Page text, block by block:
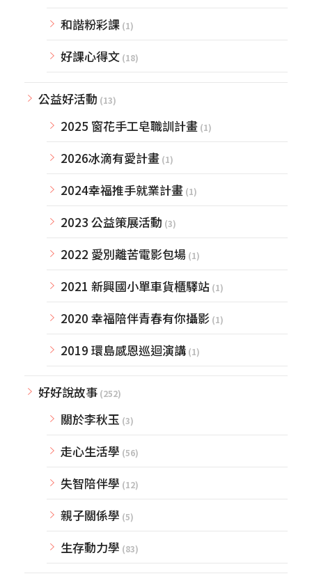
和諧粉彩課 (1)
好課心得文 (18)
公益好活動 (13)
2025 窗花手工皂職訓計畫 (1)
2026冰滴有愛計畫 (1)
2024幸福推手就業計畫 (1)
2023 公益策展活動 (3)
2022 愛別離苦電影包場 (1)
2021 新興國小單車貨櫃驛站 (1)
2020 幸福陪伴青春有你攝影 (1)
2019 環島感恩巡迴演講 (1)
好好說故事 (252)
關於李秋玉 (3)
走心生活學 (56)
失智陪伴學 (12)
親子關係學 (5)
生存動力學 (83)